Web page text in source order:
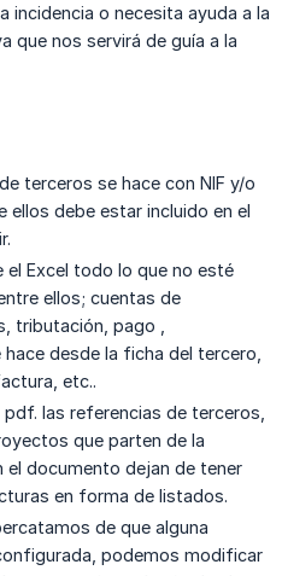
incidencia o necesita ayuda a la
que nos servirá de guía a la
terceros se hace con NIF y/o
ellos debe estar incluido en el
Excel todo lo que no esté
ellos; cuentas de
tributación, pago ,
desde la ficha del tercero,
etc..
las referencias de terceros,
que parten de la
documento dejan de tener
en forma de listados.
de que alguna
podemos modificar